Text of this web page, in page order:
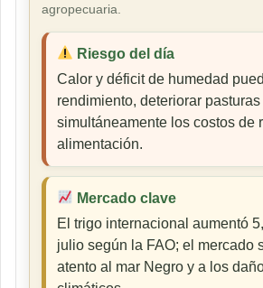
agropecuaria.
Riesgo del día
Calor y déficit de humedad
rendimiento, deteriorar
simultáneamente los costos de
alimentación.
Mercado clave
El trigo internacional aumentó
julio según la FAO; el mercado
atento al mar Negro y a los